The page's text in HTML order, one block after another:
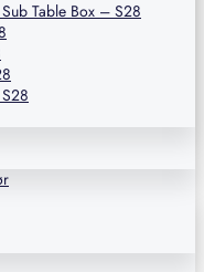
Table Box – S28